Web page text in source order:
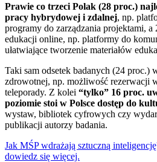
Prawie co trzeci Polak (28 proc.)
pracy hybrydowej i zdalnej, np.
programy do zarządzania projektami, a
edukacji online, np. platformy do
ułatwiające tworzenie materiałów
Taki sam odsetek badanych (24 proc.)
zdrowotnej, np. możliwość rezerwacji
teleporady. Z kolei “tylko” 16 proc.
poziomie stoi w Polsce dostęp do
wystaw, bibliotek cyfrowych czy
publikacji autorzy badania.
Jak MŚP wdrażają sztuczną
dowiedz się więcej.